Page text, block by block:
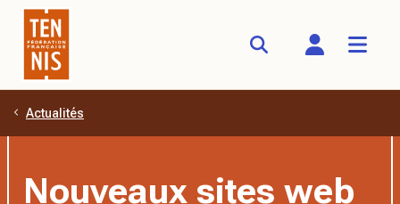
Aller au contenu principal
Actualités
Nouveaux sites web